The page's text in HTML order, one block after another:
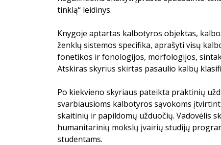
tinklą“ leidinys.
Knygoje aptartas kalbotyros objektas,
ženklų sistemos specifika, aprašyti visų
fonetikos ir fonologijos, morfologijos,
Atskiras skyrius skirtas pasaulio kalbų
Po kiekvieno skyriaus pateikta praktinių
svarbiausioms kalbotyros sąvokoms
skaitinių ir papildomų užduočių. Vadovėlis
humanitarinių mokslų įvairių studijų
studentams.